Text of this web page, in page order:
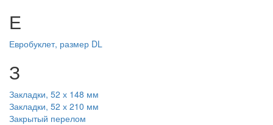
Е
Евробуклет, размер DL
З
Закладки, 52 х 148 мм
Закладки, 52 х 210 мм
Закрытый перелом